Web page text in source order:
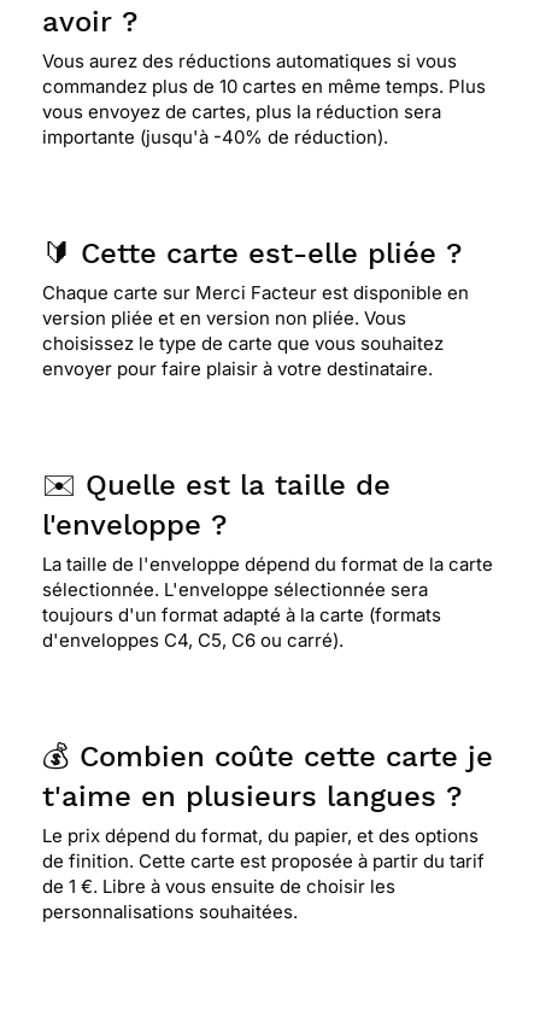
avoir ?
Vous aurez des réductions automatiques si vous
commandez plus de 10 cartes en même temps. Plus
vous envoyez de cartes, plus la réduction sera
importante (jusqu'à -40% de réduction).
🔰 Cette carte est-elle pliée ?
Chaque carte sur Merci Facteur est disponible en
version pliée et en version non pliée. Vous
choisissez le type de carte que vous souhaitez
envoyer pour faire plaisir à votre destinataire.
✉️ Quelle est la taille de
l'enveloppe ?
La taille de l'enveloppe dépend du format de la carte
sélectionnée. L'enveloppe sélectionnée sera
toujours d'un format adapté à la carte (formats
d'enveloppes C4, C5, C6 ou carré).
💰 Combien coûte cette carte je
t'aime en plusieurs langues ?
Le prix dépend du format, du papier, et des options
de finition. Cette carte est proposée à partir du tarif
de 1 €. Libre à vous ensuite de choisir les
personnalisations souhaitées.